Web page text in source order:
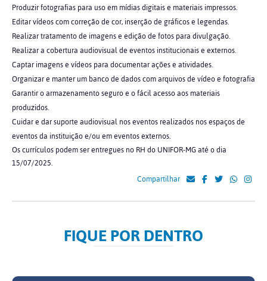
Produzir fotografias para uso em mídias digitais e materiais impressos.
Editar vídeos com correção de cor, inserção de gráficos e legendas.
Realizar tratamento de imagens e edição de fotos para divulgação.
Realizar a cobertura audiovisual de eventos institucionais e externos.
Captar imagens e vídeos para documentar ações e atividades.
Organizar e manter um banco de dados com arquivos de vídeo e fotografia
Garantir o armazenamento seguro e o fácil acesso aos materiais
produzidos.
Cuidar e dar suporte audiovisual nos eventos realizados nos espaços de
eventos da instituição e/ou em eventos externos.
Os currículos podem ser entregues no RH do UNIFOR-MG até o dia
15/07/2025.
Compartilhar
FIQUE POR DENTRO